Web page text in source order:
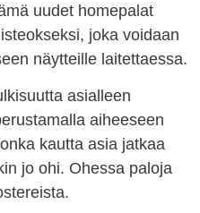
uudet homepalat
joka voidaan
näytteille laitettaessa.
asialleen
aiheeseen
kautta asia jatkaa
jo ohi. Ohessa paloja